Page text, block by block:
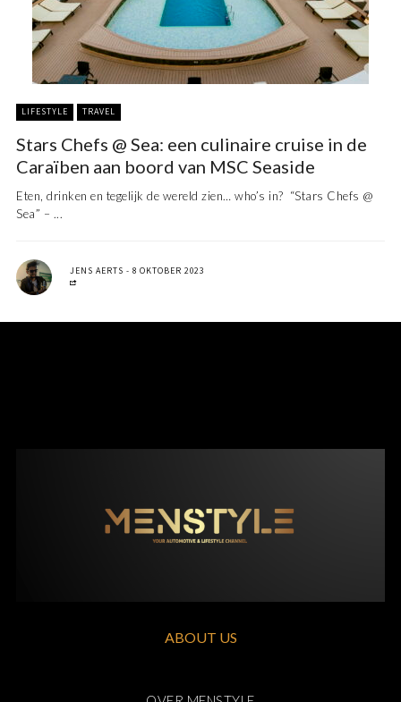
LIFESTYLE TRAVEL
Stars Chefs @ Sea: een culinaire cruise in de
Caraïben aan boord van MSC Seaside
Eten, drinken en tegelijk de wereld zien… who’s in? “Stars Chefs @
Sea” – ...
JENS AERTS 8 OKTOBER 2023
ABOUT US